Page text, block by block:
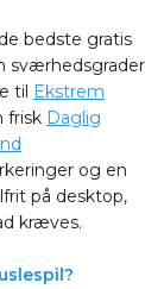
bedste gratis
sværhedsgrader
til Ekstrem
frisk Daglig
og en
på desktop,
kræves.